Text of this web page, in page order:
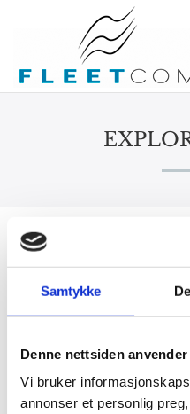
Samtykke
Denne nettsiden
Vi bruker
annonser et personlig
EXPLORER BGAN
kompakte enheter. Serien